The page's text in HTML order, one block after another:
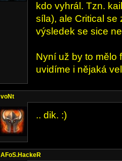
kdo vyhrál. Tzn.
síla), ale Critical
výsledek se sice
Nyní už by to mělo
uvidíme i nějaká
voNt
.. dik. :)
AFoS.HackeR